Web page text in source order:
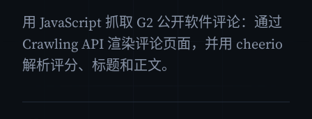
用 JavaScript 抓取 G2 公开软件评论：通过
Crawling API 渲染评论页面，并用 cheerio
解析评分、标题和正文。